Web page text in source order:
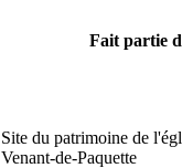
Fait partie
Site du patrimoine de
Venant-de-Paquette